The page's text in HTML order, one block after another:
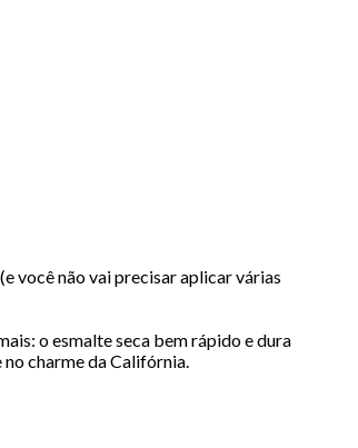
você não vai precisar aplicar várias
o esmalte seca bem rápido e dura
charme da Califórnia.